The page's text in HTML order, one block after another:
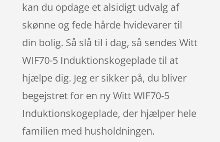
kan du opdage et alsidigt udvalg af
skønne og fede hårde hvidevarer til
din bolig. Så slå til i dag, så sendes Witt
WIF70-5 Induktionskogeplade til at
hjælpe dig. Jeg er sikker på, du bliver
begejstret for en ny Witt WIF70-5
Induktionskogeplade, der hjælper hele
familien med husholdningen.